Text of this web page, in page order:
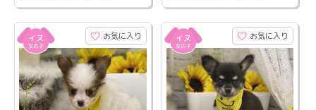
お気に入り お気に入り